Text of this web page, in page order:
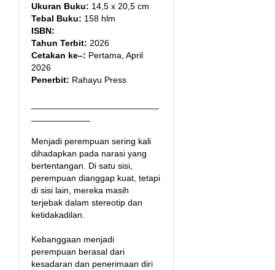
Ukuran Buku: 14,5 x 20,5 cm
Tebal Buku: 158 hlm
ISBN:
Tahun Terbit: 2026
Cetakan ke–: Pertama, April
2026
Penerbit: Rahayu Press
Menjadi perempuan sering kali
dihadapkan pada narasi yang
bertentangan. Di satu sisi,
perempuan dianggap kuat, tetapi
di sisi lain, mereka masih
terjebak dalam stereotip dan
ketidakadilan.
Kebanggaan menjadi
perempuan berasal dari
kesadaran dan penerimaan diri